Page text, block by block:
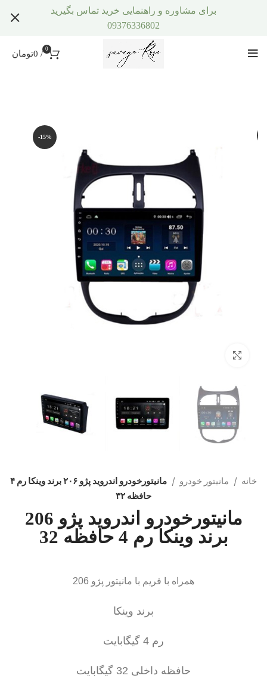
0
/
0تومان
-15%
خانه مانیتور خودرو
مانیتورخودرو اندروید پژو ۲۰۶ برند وینکا رم ۴
حافظه ۳۲
مانیتورخودرو اندروید پژو 206
برند وینکا رم 4 حافظه 32
همراه با فریم با مانیتور پژو 206
برند وینکا
رم 4 گیگابایت
حافظه داخلی 32 گیگابایت
برای مشاوره و راهنمایی خرید تماس بگیرید
09376336802